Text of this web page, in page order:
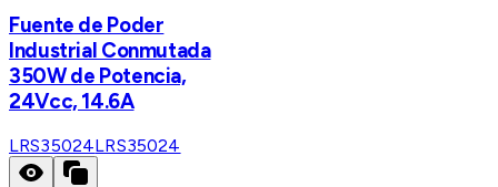
Fuente de Poder
Industrial Conmutada
350W de Potencia,
24Vcc, 14.6A
LRS35024LRS35024